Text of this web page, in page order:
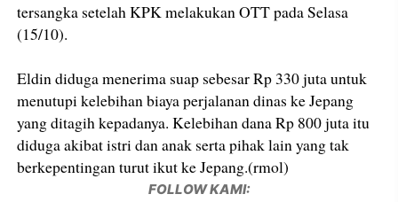
tersangka setelah KPK melakukan OTT pada Selasa
(15/10).
Eldin diduga menerima suap sebesar Rp 330 juta untuk
menutupi kelebihan biaya perjalanan dinas ke Jepang
yang ditagih kepadanya. Kelebihan dana Rp 800 juta itu
diduga akibat istri dan anak serta pihak lain yang tak
berkepentingan turut ikut ke Jepang.(rmol)
FOLLOW KAMI: